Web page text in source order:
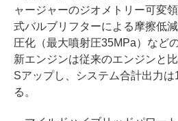
ャージャーのジオメトリー可変
式バルブリフターによる摩擦低
圧化（最大噴射圧35MPa）など
新エンジンは従来のエンジンと
Sアップし、システム合計出力
る。